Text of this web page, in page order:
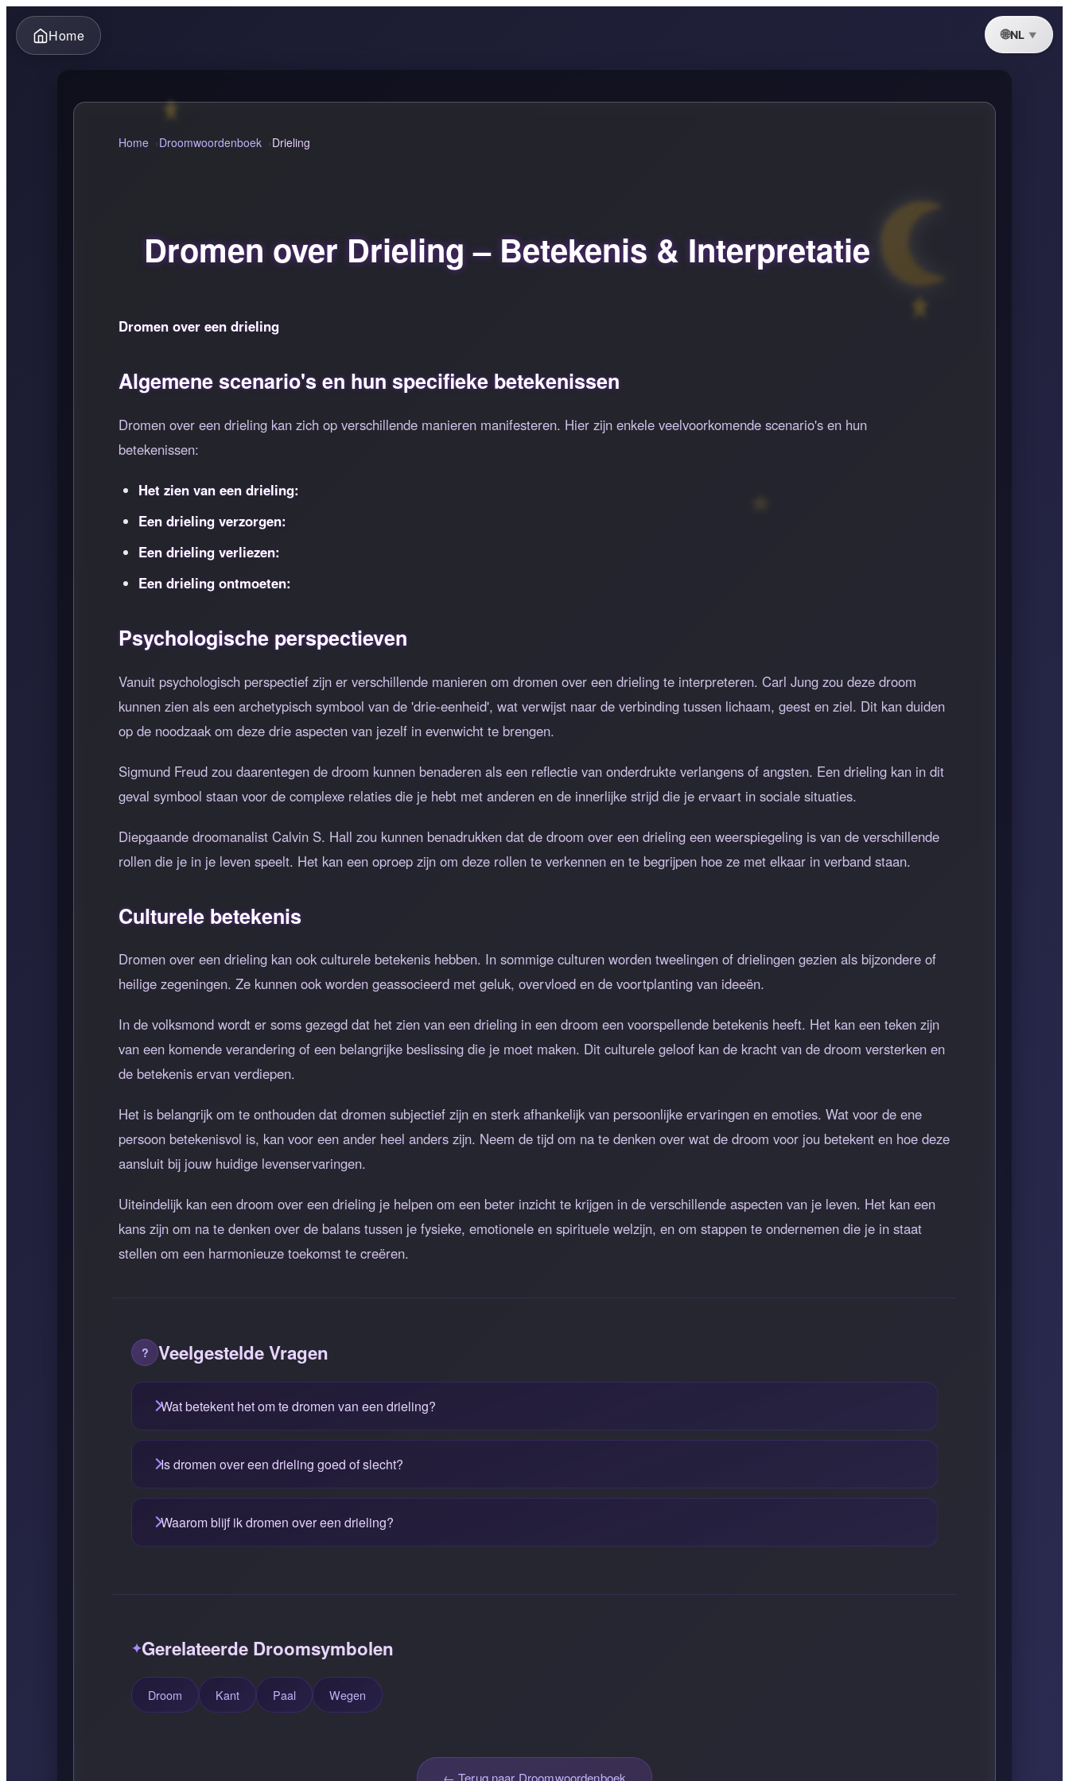
Home NL
Home Droomwoordenboek Drieling
Dromen over Drieling – Betekenis & Interpretatie
Dromen over een drieling
Algemene scenario's en hun specifieke betekenissen
Dromen over een drieling kan zich op verschillende manieren manifesteren. Hier zijn enkele veelvoorkomende scenario's en hun
betekenissen:
Het zien van een drieling:
Een drieling verzorgen:
Een drieling verliezen:
Een drieling ontmoeten:
Psychologische perspectieven
Vanuit psychologisch perspectief zijn er verschillende manieren om dromen over een drieling te interpreteren. Carl Jung zou deze droom
kunnen zien als een archetypisch symbool van de 'drie-eenheid', wat verwijst naar de verbinding tussen lichaam, geest en ziel. Dit kan duiden
op de noodzaak om deze drie aspecten van jezelf in evenwicht te brengen.
Sigmund Freud zou daarentegen de droom kunnen benaderen als een reflectie van onderdrukte verlangens of angsten. Een drieling kan in dit
geval symbool staan voor de complexe relaties die je hebt met anderen en de innerlijke strijd die je ervaart in sociale situaties.
Diepgaande droomanalist Calvin S. Hall zou kunnen benadrukken dat de droom over een drieling een weerspiegeling is van de verschillende
rollen die je in je leven speelt. Het kan een oproep zijn om deze rollen te verkennen en te begrijpen hoe ze met elkaar in verband staan.
Culturele betekenis
Dromen over een drieling kan ook culturele betekenis hebben. In sommige culturen worden tweelingen of drielingen gezien als bijzondere of
heilige zegeningen. Ze kunnen ook worden geassocieerd met geluk, overvloed en de voortplanting van ideeën.
In de volksmond wordt er soms gezegd dat het zien van een drieling in een droom een voorspellende betekenis heeft. Het kan een teken zijn
van een komende verandering of een belangrijke beslissing die je moet maken. Dit culturele geloof kan de kracht van de droom versterken en
de betekenis ervan verdiepen.
Het is belangrijk om te onthouden dat dromen subjectief zijn en sterk afhankelijk van persoonlijke ervaringen en emoties. Wat voor de ene
persoon betekenisvol is, kan voor een ander heel anders zijn. Neem de tijd om na te denken over wat de droom voor jou betekent en hoe deze
aansluit bij jouw huidige levenservaringen.
Uiteindelijk kan een droom over een drieling je helpen om een beter inzicht te krijgen in de verschillende aspecten van je leven. Het kan een
kans zijn om na te denken over de balans tussen je fysieke, emotionele en spirituele welzijn, en om stappen te ondernemen die je in staat
stellen om een harmonieuze toekomst te creëren.
Veelgestelde Vragen
Wat betekent het om te dromen van een drieling?
Is dromen over een drieling goed of slecht?
Waarom blijf ik dromen over een drieling?
Gerelateerde Droomsymbolen
Droom Kant Paal Wegen
← Terug naar Droomwoordenboek